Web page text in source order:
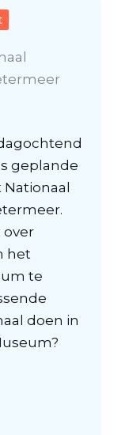
geplande
over
het
te
doen in